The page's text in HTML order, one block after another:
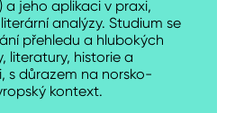
a jeho aplikaci v praxi,
analýzy. Studium se
přehledu a hlubokých
literatury, historie a
s důrazem na norsko-
kontext.